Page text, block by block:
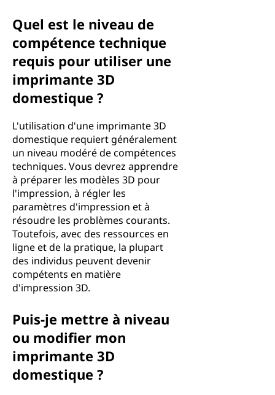
Quel est le niveau de
compétence technique
requis pour utiliser une
imprimante 3D
domestique ?
L'utilisation d'une imprimante 3D
domestique requiert généralement
un niveau modéré de compétences
techniques. Vous devrez apprendre
à préparer les modèles 3D pour
l'impression, à régler les
paramètres d'impression et à
résoudre les problèmes courants.
Toutefois, avec des ressources en
ligne et de la pratique, la plupart
des individus peuvent devenir
compétents en matière
d'impression 3D.
Puis-je mettre à niveau
ou modifier mon
imprimante 3D
domestique ?